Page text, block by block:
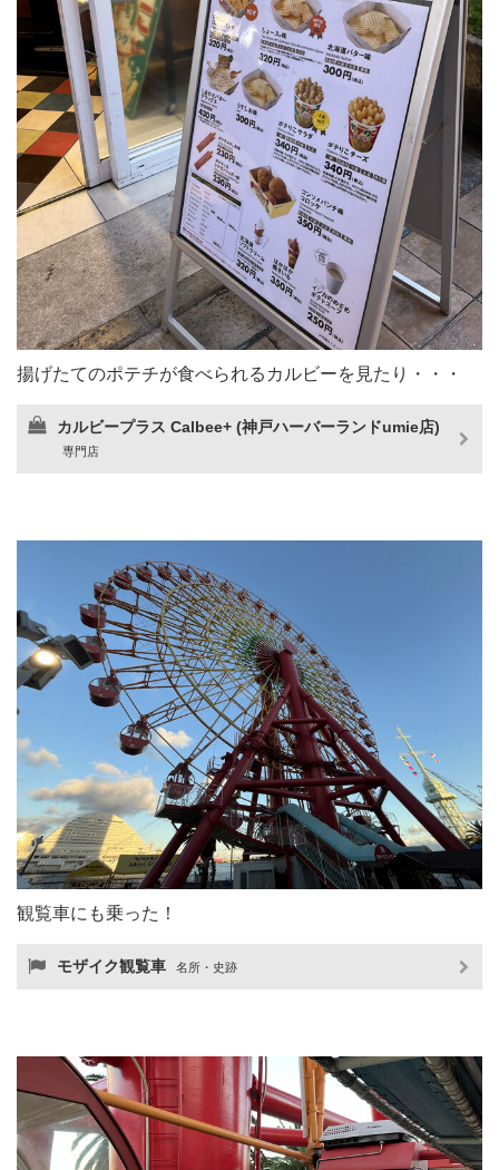
揚げたてのポテチが食べられるカルビーを見たり・・・
カルビープラス Calbee+ (神戸ハーバーランドumie店)
専門店
観覧車にも乗った！
モザイク観覧車 名所・史跡